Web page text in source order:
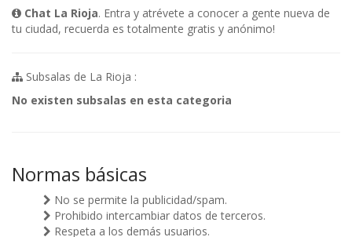
Chat La Rioja. Entra y atrévete a conocer a gente nueva de
tu ciudad, recuerda es totalmente gratis y anónimo!
Subsalas de La Rioja :
No existen subsalas en esta categoria
Normas básicas
No se permite la publicidad/spam.
Prohibido intercambiar datos de terceros.
Respeta a los demás usuarios.